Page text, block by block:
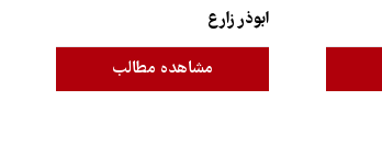
ابوذر زارع
مشاهده مطالب